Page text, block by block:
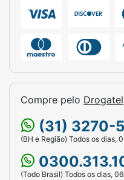
Compre pelo Drogatel
(31) 3270-
(BH e Região) Todos os dias,
(Todo Brasil) Todos os dias,